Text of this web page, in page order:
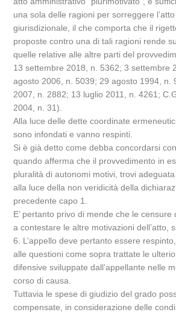
una sola delle ragioni per sorreggere
giurisdizionale, il che comporta che il
proposte contro una di tali ragioni rende
quelle relative alle altre parti del
13 settembre 2018, n. 5362; 3 settembre
agosto 2006, n. 5039; 29 agosto 1994, n.
2007, n. 2882; 13 luglio 2011, n. 4261;
2004, n. 31).
Alla luce delle dette coordinate
sono infondati e vanno respinti.
Si è già detto come debba concordarsi
quando afferma che il provvedimento in
pluralità di autonomi motivi, trovi
alla luce della non veridicità della
precedente capo 1.
E’ pertanto privo di mende che le
a contestare le altre motivazioni dell’atto,
6. L’appello deve pertanto essere
alle questioni come sopra trattate le
difensive sviluppate dall’appellante nelle
corso di causa.
Tuttavia le spese di giudizio del grado
compensate, in considerazione delle